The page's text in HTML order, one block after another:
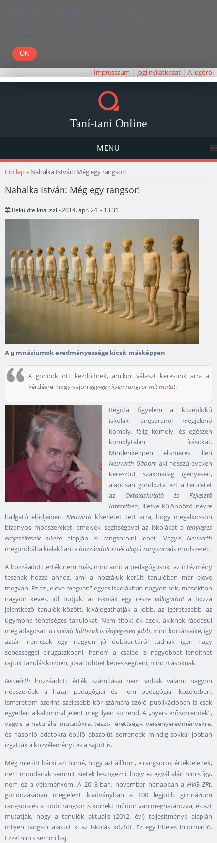
Kedves Olvasó! Weboldalunk böngészésével Ön elfogadja, hogy a
felhasználói élmény javítása céljából cookie-kat használunk.
Köszönjük!
Impresszum Jogi nyilatkozat A logóról
Taní-tani Online
MENU
Jelenlegi hely
Címlap» Nahalka István: Még egy rangsor!
Nahalka István: Még egy rangsor!
Beküldte knauszi - 2014. ápr. 24. - 13:31
A gimnáziumok eredményessége kicsit másképpen
A gondok ott kezdődnek, amikor választ keresünk arra a
kérdésre, hogy vajon egy-egy ilyen rangsor mit mutat.
Régóta figyelem a középfokú
iskolák rangsorairól megjelenő
komoly, félig komoly, és egészen
komolytalan írásokat.
Mindenképpen elismerés illeti
Neuwirth Gábort, aki hosszú éveken
keresztül szakmailag igényesen,
alaposan gondozta ezt a területet
az Oktatáskutató és Fejlesztő
Intézetben, illetve különböző névre
hallgató elődjeiben.Neuwirth kísérletet tett arra, hogy megalkosson
bizonyos módszereket, amelyek segítségével az iskolákat a tényleges
erőfeszítéseik sikere alapján is rangsorolni lehet. VagyisNeuwirth
megpróbálta kialakítani ahozzáadott érték alapú rangsorolás módszerét.
A hozzáadott érték nem más, mint amit a pedagógusok, az intézmény
tesznek hozzá ahhoz, ami a hozzájuk került tanulóban már eleve
megvan. Ez az „eleve megvan” egyes iskolákban nagyon sok, másokban
nagyon kevés. Jól tudjuk: az iskolák egy része válogathata hozzá
jelentkező tanulók között, kiválogathatják a jobb, az ígéretesebb, az
úgymond tehetséges tanulókat. Nem titok: ők azok, akiknek ráadásul
még átlagosan a családi hátterük is lényegesen jobb, mint kortársaiké, így
aztán nemcsak egy nagyon jó dobbantóról tudnak igen nagy
sebességgel elrugaszkodni, hanem a család is nagyobbat lendíthet
rajtuk tanulás közben, jóval többet képes segíteni, mint másoknak.
Neuwirth hozzáadott érték számításai nem voltak valami nagyon
népszerűek a hazai pedagógiai és nem pedagógiai közéletben.
Ismereteim szerint szélesebb kör számára szóló publikációban is csak
egyetlen alkalommal jelent meg ilyen sorrend. A „nyers erősorrendek”,
vagyis a naturális mutatókra, teszt-, érettségi-, versenyeredményekre,
és hasonló adatokra épülő abszolút sorrendek mindig sokkal jobban
izgatták a közvéleményt és a sajtót is.
Még mielőtt bárki azt hinné, hogy azt állítom, e rangsorok értéktelenek,
nem mondanak semmit, sietek leszögezni, hogy ez egyáltalán nincs így,
nem ez a véleményem. A 2013-ban, november hónapban aHVG ZRt.
gondozásában megjelent kiadványban a 100 legjobb gimnázium
rangsora és a többi rangsor is korrekt módon van meghatározva, és azt
mutatják, hogy a tanulók aktuális (2012. évi) teljesítménye alapján
milyen rangsor alakult ki az iskolák között. Ez egy hiteles információ.
Ezzel nincs semmi baj.